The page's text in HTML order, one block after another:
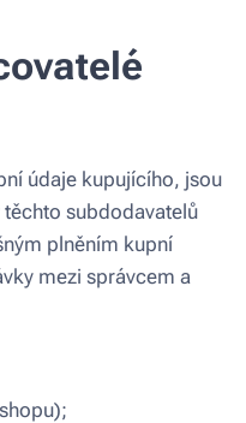
údaje kupujícího, jsou
subdodavatelů
plněním kupní
mezi správcem a